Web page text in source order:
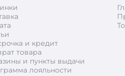
и кредит
товара
и пункты выдачи
лояльности